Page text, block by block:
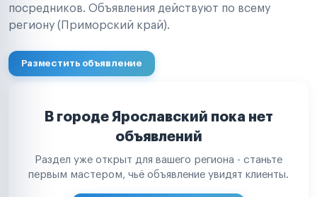
посредников. Объявления действуют по всему
региону (Приморский край).
Разместить объявление
В городе Ярославский пока нет
объявлений
Раздел уже открыт для вашего региона - станьте
первым мастером, чьё объявление увидят клиенты.